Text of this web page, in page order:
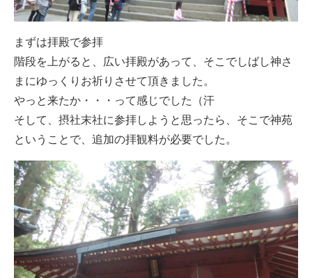
まずは拝殿で参拝
階段を上がると、広い拝殿があって、そこでしばし神さ
まにゆっくりお祈りさせて頂きました。
やっと来たか・・・って感じでした（汗
そして、摂社末社に参拝しようと思ったら、そこで神苑
ということで、追加の拝観料が必要でした。